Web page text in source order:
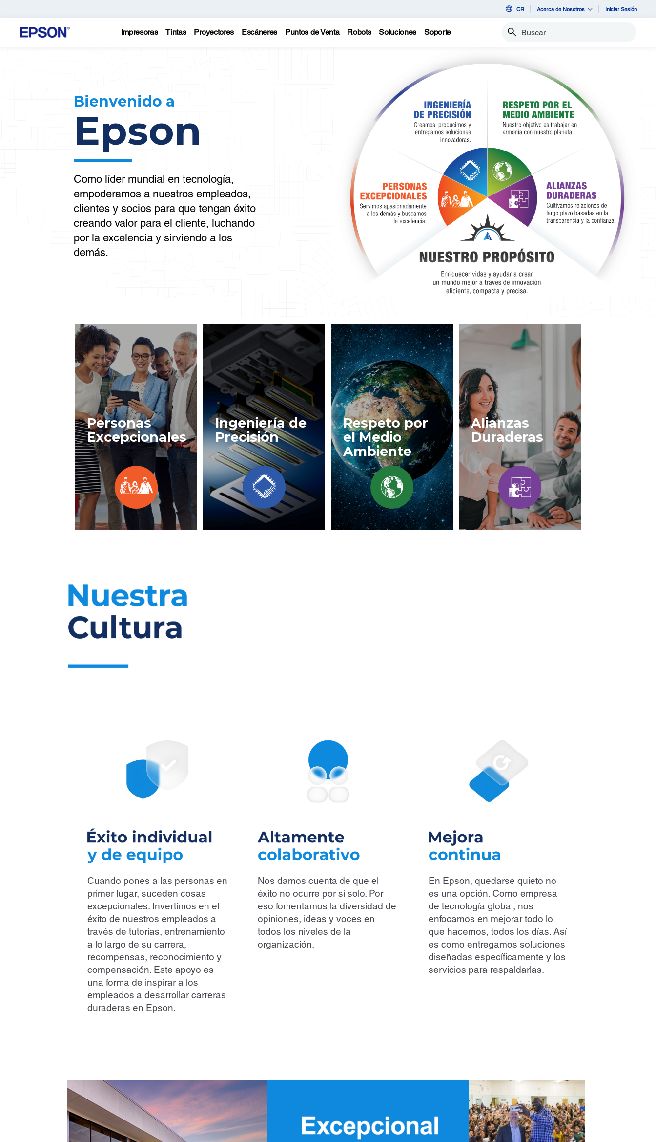
CR Acerca de Nosotros Iniciar Sesión
Impresoras Tintas Proyectores Escáneres Puntos de Venta Robots Soluciones Soporte Buscar
Bienvenido a
Epson
Como líder mundial en tecnología,
empoderamos a nuestros empleados,
clientes y socios para que tengan éxito
creando valor para el cliente, luchando
por la excelencia y sirviendo a los
demás.
Personas
Excepcionales
Ingeniería de
Precisión
Respeto por
el Medio
Ambiente
Alianzas
Duraderas
Cuando pones a las personas en
primer lugar, suceden cosas
excepcionales. Invertimos en el
éxito de nuestros empleados a
través de tutorías, entrenamiento
a lo largo de su carrera,
recompensas, reconocimiento y
compensación. Este apoyo es
una forma de inspirar a los
empleados a desarrollar carreras
duraderas en Epson.
Nos damos cuenta de que el
éxito no ocurre por sí solo. Por
eso fomentamos la diversidad de
opiniones, ideas y voces en
todos los niveles de la
organización.
En Epson, quedarse quieto no
es una opción. Como empresa
de tecnología global, nos
enfocamos en mejorar todo lo
que hacemos, todos los días. Así
es como entregamos soluciones
diseñadas específicamente y los
servicios para respaldarlas.